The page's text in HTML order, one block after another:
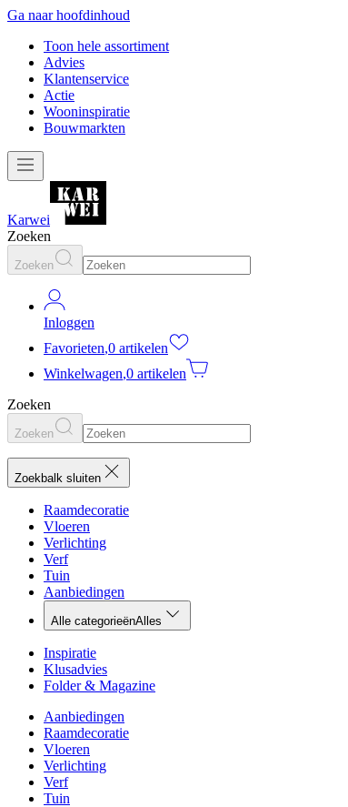
Ga naar hoofdinhoud
Toon hele assortiment
Advies
Klantenservice
Actie
Wooninspiratie
Bouwmarkten
Karwei
Zoeken
Zoeken
Inloggen
Favorieten,0 artikelen
Winkelwagen,0 artikelen
Zoeken
Zoeken
Zoekbalk sluiten
Raamdecoratie
Vloeren
Verlichting
Verf
Tuin
Aanbiedingen
Alle categorieënAlles
Inspiratie
Klusadvies
Folder & Magazine
Aanbiedingen
Raamdecoratie
Vloeren
Verlichting
Verf
Tuin